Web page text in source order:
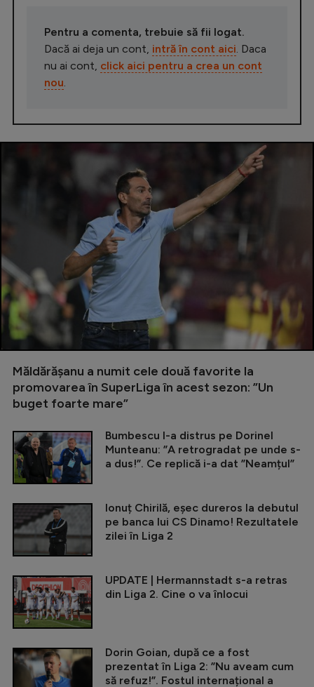
Pentru a comenta, trebuie să fii logat.
Dacă ai deja un cont, intră în cont aici . Daca
nu ai cont, click aici pentru a crea un cont
nou
Măldărășanu a numit cele două favorite la
promovarea în SuperLiga în acest sezon: ”Un
buget foarte mare”
Bumbescu l-a distrus pe Dorinel
Munteanu: ”A retrogradat pe unde s-
a dus!”. Ce replică i-a dat ”Neamțul”
Ionuț Chirilă, eșec dureros la debutul
pe banca lui CS Dinamo! Rezultatele
zilei în Liga 2
UPDATE | Hermannstadt s-a retras
din Liga 2. Cine o va înlocui
Dorin Goian, după ce a fost
prezentat în Liga 2: ”Nu aveam cum
să refuz!”. Fostul internațional a